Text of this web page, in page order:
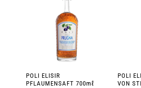
POLI ELISIR
PFLAUMENSAFT 700mℓ
POLI
VON